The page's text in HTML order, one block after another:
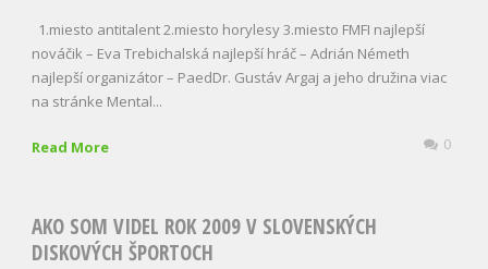
1.miesto antitalent 2.miesto horylesy 3.miesto FMFI najlepší
nováčik – Eva Trebichalská najlepší hráč – Adrián Németh
najlepší organizátor – PaedDr. Gustáv Argaj a jeho družina viac
na stránke Mental...
Read More 0
AKO SOM VIDEL ROK 2009 V SLOVENSKÝCH
DISKOVÝCH ŠPORTOCH